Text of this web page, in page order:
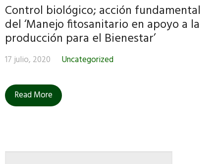
Control biológico; acción fundamental
del ‘Manejo fitosanitario en apoyo a la
producción para el Bienestar’
17 julio, 2020 Uncategorized
Read More